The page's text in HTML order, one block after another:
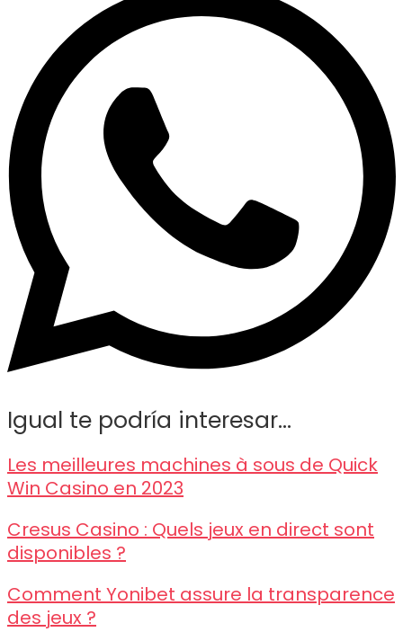
Igual te podría interesar...
Les meilleures machines à sous de Quick
Win Casino en 2023
Cresus Casino : Quels jeux en direct sont
disponibles ?
Comment Yonibet assure la transparence
des jeux ?